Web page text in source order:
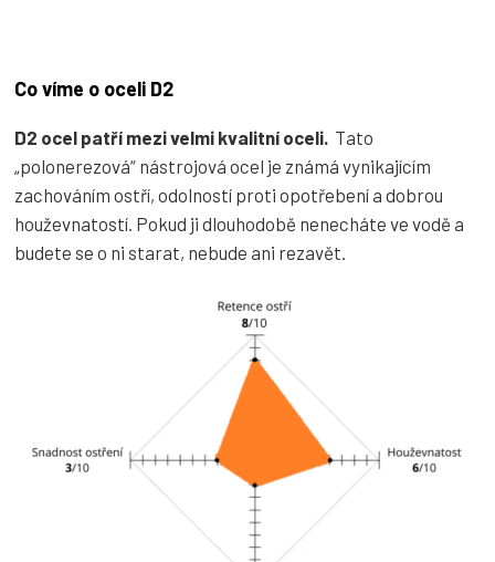
Co víme o oceli D2
D2 ocel patří mezi velmi kvalitní oceli. Tato
„polonerezová“ nástrojová ocel je známá vynikajícím
zachováním ostří, odolností proti opotřebení a dobrou
houževnatostí. Pokud ji dlouhodobě nenecháte ve vodě a
budete se o ni starat, nebude ani rezavět.